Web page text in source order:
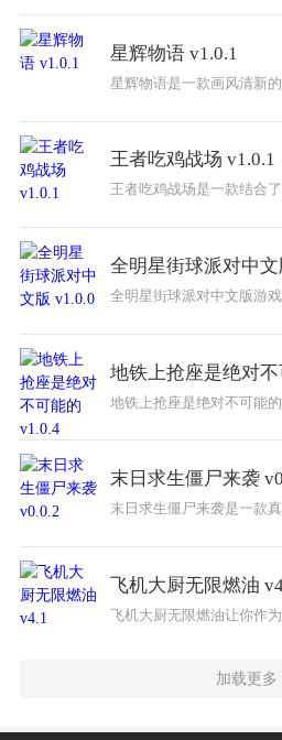
星辉物语 v1.0.1
星辉物语是一款画风清新
王者吃鸡战场 v1.0.1
王者吃鸡战场是一款结合
全明星街球派对中文
全明星街球派对中文版游
地铁上抢座是绝对不
地铁上抢座是绝对不可能
末日求生僵尸来袭
末日求生僵尸来袭是一款
飞机大厨无限燃油
飞机大厨无限燃油让你作
加载更多